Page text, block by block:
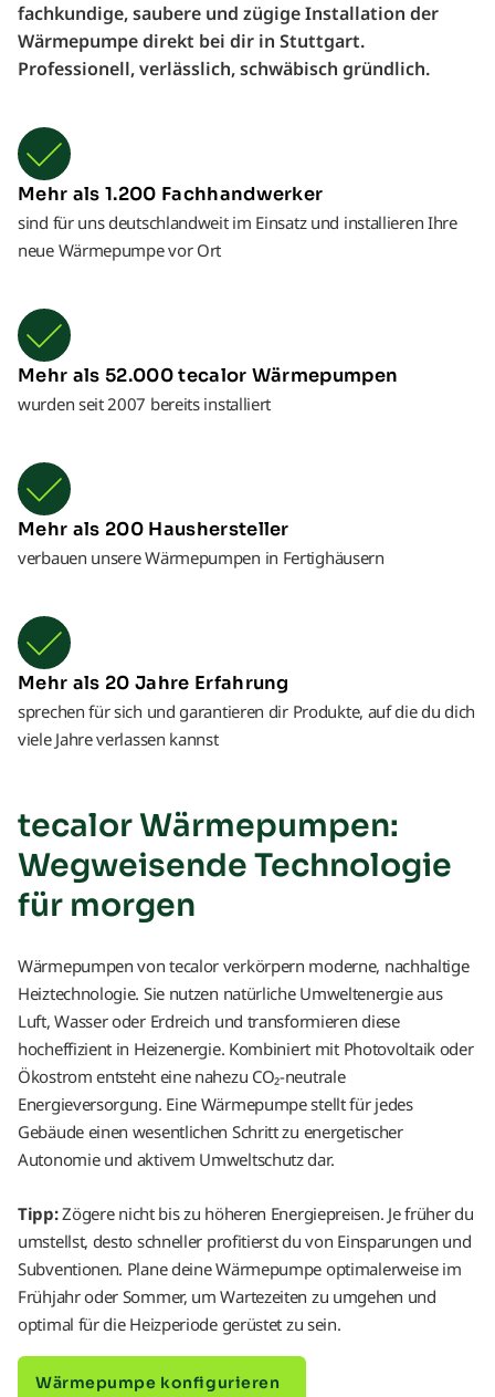
fachkundige, saubere und zügige Installation der
Wärmepumpe direkt bei dir in Stuttgart.
Professionell, verlässlich, schwäbisch gründlich.
Mehr als 1.200 Fachhandwerker
sind für uns deutschlandweit im Einsatz und installieren Ihre
neue Wärmepumpe vor Ort
Mehr als 52.000 tecalor Wärmepumpen
wurden seit 2007 bereits installiert
Mehr als 200 Haushersteller
verbauen unsere Wärmepumpen in Fertighäusern
Mehr als 20 Jahre Erfahrung
sprechen für sich und garantieren dir Produkte, auf die du dich
viele Jahre verlassen kannst
tecalor Wärmepumpen:
Wegweisende Technologie
für morgen
Wärmepumpen von tecalor verkörpern moderne, nachhaltige
Heiztechnologie. Sie nutzen natürliche Umweltenergie aus
Luft, Wasser oder Erdreich und transformieren diese
hocheffizient in Heizenergie. Kombiniert mit Photovoltaik oder
Ökostrom entsteht eine nahezu CO₂-neutrale
Energieversorgung. Eine Wärmepumpe stellt für jedes
Gebäude einen wesentlichen Schritt zu energetischer
Autonomie und aktivem Umweltschutz dar.
Tipp:Zögere nicht bis zu höheren Energiepreisen. Je früher du
umstellst, desto schneller profitierst du von Einsparungen und
Subventionen. Plane deine Wärmepumpe optimalerweise im
Frühjahr oder Sommer, um Wartezeiten zu umgehen und
optimal für die Heizperiode gerüstet zu sein.
Wärmepumpe konfigurieren